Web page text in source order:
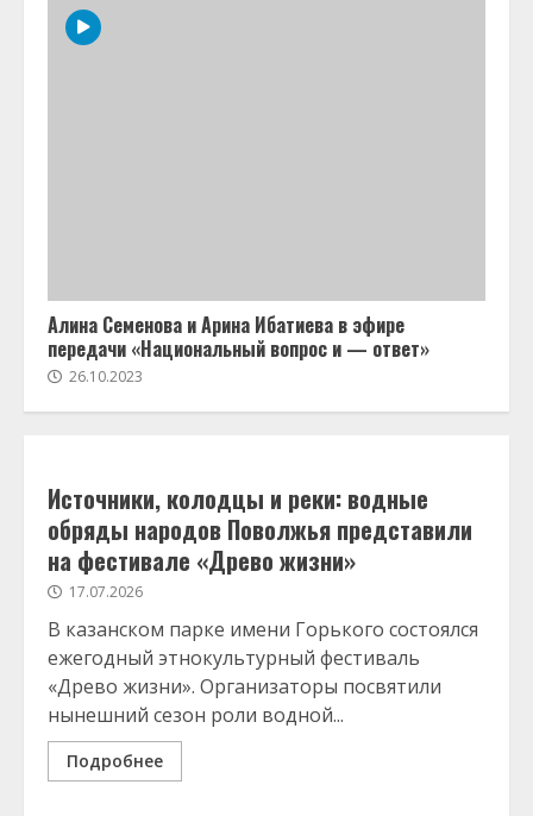
Алина Семенова и Арина Ибатиева в эфире
передачи «Национальный вопрос и — ответ»
26.10.2023
Источники, колодцы и реки: водные
обряды народов Поволжья представили
на фестивале «Древо жизни»
17.07.2026
В казанском парке имени Горького состоялся
ежегодный этнокультурный фестиваль
«Древо жизни». Организаторы посвятили
нынешний сезон роли водной...
Подробнее